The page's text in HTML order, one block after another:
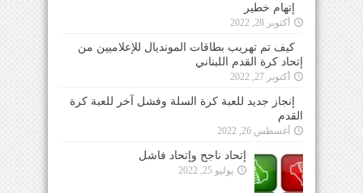
إتهام خطير
أكتوبر 28, 2022
كيف تم تهريب بطاقات المونديال للإعلاميين من
إتحاد كرة القدم اللبناني
أكتوبر 27, 2022
إنجاز جديد للعبة كرة السلة وفشل آخر للعبة كرة
القدم
أغسطس 26, 2022
إتحاد ناجح وإتحاد فاشل
يوليو 25, 2022